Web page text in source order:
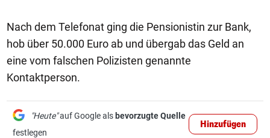
Nach dem Telefonat ging die Pensionistin zur Bank,
hob über 50.000 Euro ab und übergab das Geld an
eine vom falschen Polizisten genannte
Kontaktperson.
"Heute"auf Google als bevorzugte Quelle
festlegen
Hinzufügen